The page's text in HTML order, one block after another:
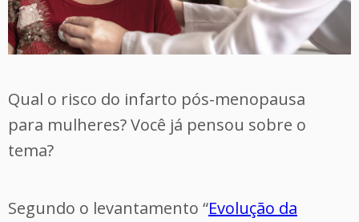
Qual o risco do infarto pós-menopausa
para mulheres? Você já pensou sobre o
tema?
Segundo o levantamento “Evolução da